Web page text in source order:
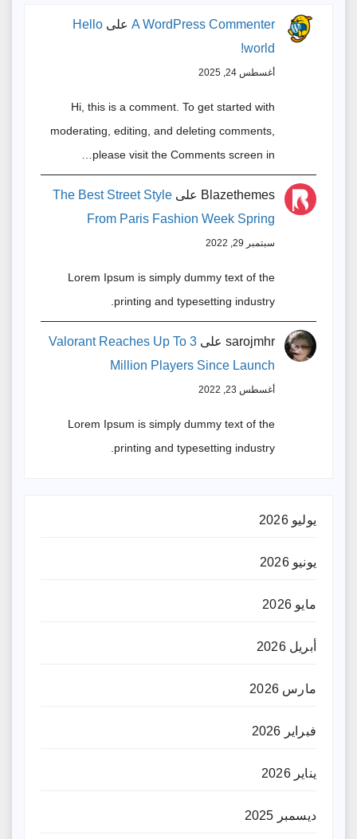
A WordPress Commenter على Hello
world!
أغسطس 24, 2025
Hi, this is a comment. To get started with
moderating, editing, and deleting comments,
please visit the Comments screen in…
Blazethemes على The Best Street Style
From Paris Fashion Week Spring
سبتمبر 29, 2022
Lorem Ipsum is simply dummy text of the
printing and typesetting industry.
sarojmhr على Valorant Reaches Up To 3
Million Players Since Launch
أغسطس 23, 2022
Lorem Ipsum is simply dummy text of the
printing and typesetting industry.
يوليو 2026
يونيو 2026
مايو 2026
أبريل 2026
مارس 2026
فبراير 2026
يناير 2026
ديسمبر 2025